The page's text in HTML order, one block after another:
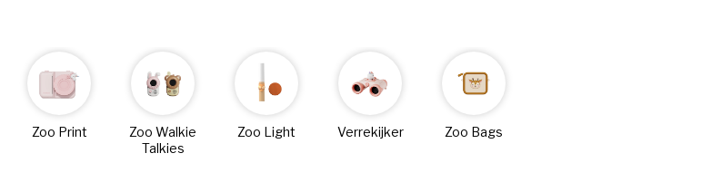
Zoo Print
Zoo Walkie
Talkies
Zoo Light Verrekijker Zoo Bags